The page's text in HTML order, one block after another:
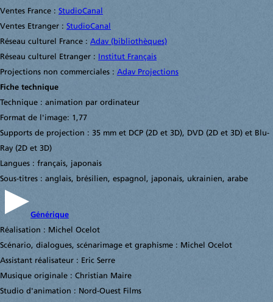
Ventes France : StudioCanal
Ventes Etranger : StudioCanal
Réseau culturel France : Adav (bibliothèques)
Réseau culturel Etranger :
Institut Français
Projections non commerciales : Adav Projections
Fiche technique
Technique : animation par ordinateur
Format de l'image: 1,77
Supports de projection : 35 mm et DCP (2D et 3D), DVD (2D et 3D) et Blu-
Ray (2D et 3D)
Langues : français, japonais
Sous-titres : anglais, brésilien, espagnol, japonais, ukrainien, arabe
Générique
Réalisation : Michel Ocelot
Scénario, dialogues, scénarimage et graphisme : Michel Ocelot
Assistant réalisateur : Eric Serre
Musique originale : Christian Maire
Studio d'animation : Nord-Ouest Films